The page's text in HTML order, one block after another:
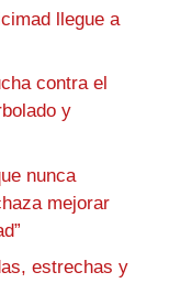
llegue a
contra el
y
nunca
mejorar
estrechas y